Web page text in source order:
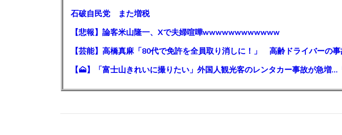
石破自民党 また増税
【悲報】論客米山隆一、Xで夫婦喧嘩wwwwwwwwwwww